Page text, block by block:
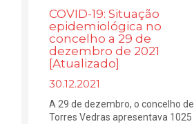
COVID-19: Situação
epidemiológica no
concelho a 29 de
dezembro de 2021
[Atualizado]
30.12.2021
A 29 de dezembro, o concelho de
Torres Vedras apresentava 1025